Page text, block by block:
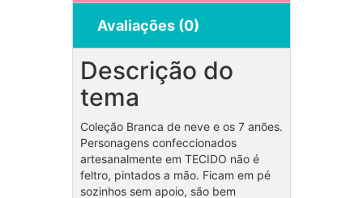
Avaliações (0)
Descrição do
tema
Coleção Branca de neve e os 7 anões.
Personagens confeccionados
artesanalmente em TECIDO não é
feltro, pintados a mão. Ficam em pé
sozinhos sem apoio, são bem